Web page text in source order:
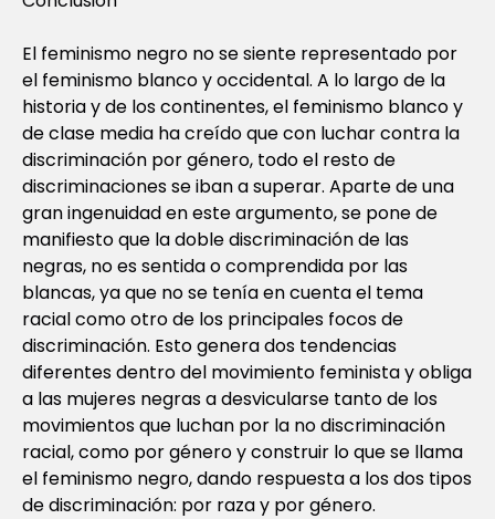
El feminismo negro no se siente representado por
el feminismo blanco y occidental. A lo largo de la
historia y de los continentes, el feminismo blanco y
de clase media ha creído que con luchar contra la
discriminación por género, todo el resto de
discriminaciones se iban a superar. Aparte de una
gran ingenuidad en este argumento, se pone de
manifiesto que la doble discriminación de las
negras, no es sentida o comprendida por las
blancas, ya que no se tenía en cuenta el tema
racial como otro de los principales focos de
discriminación. Esto genera dos tendencias
diferentes dentro del movimiento feminista y obliga
a las mujeres negras a desvicularse tanto de los
movimientos que luchan por la no discriminación
racial, como por género y construir lo que se llama
el feminismo negro, dando respuesta a los dos tipos
de discriminación: por raza y por género.